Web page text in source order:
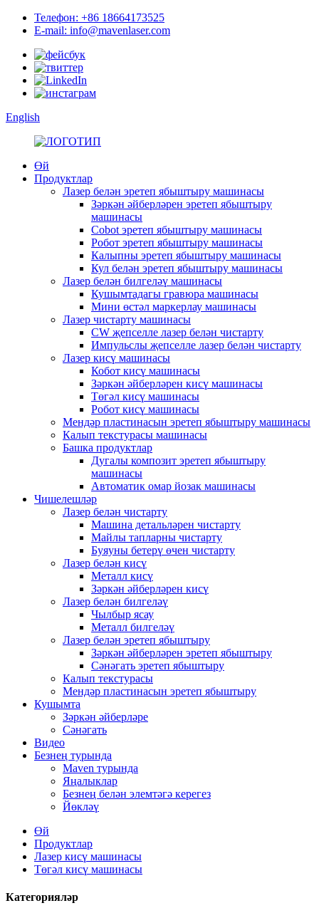
Телефон: +86 18664173525
E-mail: info@mavenlaser.com
English
Өй
Продуктлар
Лазер белән эретеп ябыштыру машинасы
Зәркән әйберләрен эретеп ябыштыру
машинасы
Cobot эретеп ябыштыру машинасы
Робот эретеп ябыштыру машинасы
Калыпны эретеп ябыштыру машинасы
Кул белән эретеп ябыштыру машинасы
Лазер белән билгеләү машинасы
Кушымтадагы гравюра машинасы
Мини өстәл маркерлау машинасы
Лазер чистарту машинасы
CW җепселле лазер белән чистарту
Импульслы җепселле лазер белән чистарту
Лазер кисү машинасы
Кобот кисү машинасы
Зәркән әйберләрен кисү машинасы
Төгәл кисү машинасы
Робот кисү машинасы
Мендәр пластинасын эретеп ябыштыру машинасы
Калып текстурасы машинасы
Башка продуктлар
Дугалы композит эретеп ябыштыру
машинасы
Автоматик омар йозак машинасы
Чишелешләр
Лазер белән чистарту
Машина детальләрен чистарту
Майлы тапларны чистарту
Буяуны бетерү өчен чистарту
Лазер белән кисү
Металл кисү
Зәркән әйберләрен кисү
Лазер белән билгеләү
Чылбыр ясау
Металл билгеләү
Лазер белән эретеп ябыштыру
Зәркән әйберләрен эретеп ябыштыру
Сәнәгать эретеп ябыштыру
Калып текстурасы
Мендәр пластинасын эретеп ябыштыру
Кушымта
Зәркән әйберләре
Сәнәгать
Видео
Безнең турында
Maven турында
Яңалыклар
Безнең белән элемтәгә керегез
Йөкләү
Өй
Продуктлар
Лазер кисү машинасы
Төгәл кисү машинасы
Категорияләр